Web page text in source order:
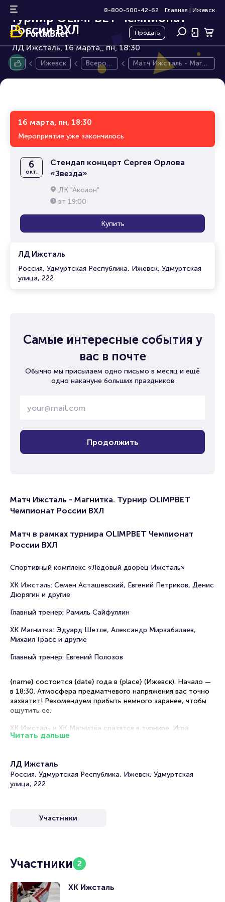
8-800-500-42-62 Главная Ижевск
Продать
Матч Ижсталь - Магнитка.
Турнир OLIMPBET Чемпионат
России ВХЛ
ЛД Ижсталь, 16 марта,
0+
пн, 18:30
Ижевск
Всерос
сийская
Матч Ижсталь - Магни
тка. Турнир OLIMPBET
16 марта, пн, 18:30
Мероприятие уже закончилось
ЛД Ижсталь
Россия, Удмуртская Республика, Ижевск, Удмуртская
улица, 222
6
окт.
Стендап концерт Сергея Орлова
«Звезда»
ДК "Аксион"
вт 19:00
Купить
Самые интересные события у
вас в почте
Обычно мы присылаем одно письмо в месяц и ещё
одно накануне больших праздников
Продолжить
Матч Ижсталь - Магнитка. Турнир OLIMPBET
Чемпионат России ВХЛ
Матч в рамках турнира OLIMPBET Чемпионат
России ВХЛ
Спортивный комплекс «Ледовый дворец Ижсталь»
ХК Ижсталь: Семен Асташевский, Евгений Петриков, Денис
Дюрягин и другие
Главный тренер: Рамиль Сайфуллин
ХК Магнитка: Эдуард Шетле, Александр Мирзабалаев,
Михаил Грасс и другие
Главный тренер: Евгений Полозов
{name} состоится {date} года в {place} (Ижевск). Начало —
в 18:30. Атмосфера предматчевого напряжения вас точно
захватит! Рекомендуем прибыть немного заранее, чтобы
ощутить ее.
ХК Ижсталь и ХК Магнитка сразятся в турнире. Игра
хоккейных клубов может перевернуть всю турнирную
Рекомендации по выбору мест на ледовой арене
Центральные сектора — лучший обзор поля.
Места за воротами — самый бюджетный вариант.
{name} {city-in}: билеты на хоккей
Читать дальше
ЛД Ижсталь
Россия, Удмуртская Республика, Ижевск, Удмуртская
улица, 222
Участники
Участники 2
ХК Ижсталь